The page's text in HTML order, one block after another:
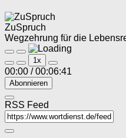
ZuSpruch
Wegzehrung für die
Play
Episode
Pause
Episode
1x
00:00 / 00:06:41
Abonnieren
RSS Feed